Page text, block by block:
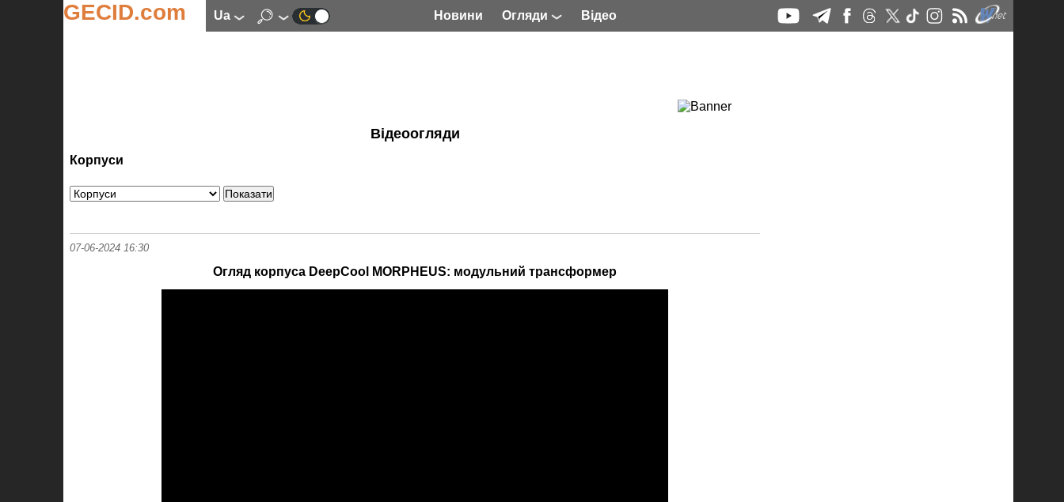
GECID.com ua Новини Огляди Відео
Відеоогляди
Корпуси
07-06-2024 16:30
Огляд корпуса DeepCool MORPHEUS: модульний трансформер